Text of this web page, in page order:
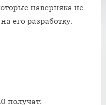
наверняка не
его разработку.
получат: